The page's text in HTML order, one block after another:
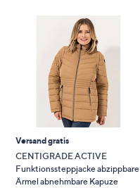
Versand gratis
CENTIGRADE ACTIVE
Funktionssteppjacke abzippbare
Ärmel abnehmbare Kapuze